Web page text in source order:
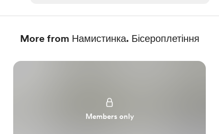
More from Намистинка. Бісероплетіння
Members only